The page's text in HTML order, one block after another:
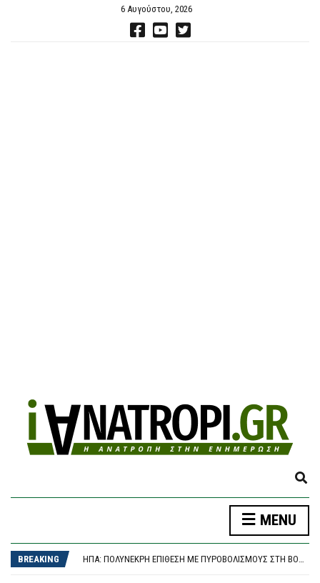
6 Αυγούστου, 2026
E
P
N
MENU
BREAKING
ΠΑΝΑΘΗΝΑΪΚΌΣ – ΤΣΣΚΑ 1948 1-1, CONFERENCE LEAGUE: ΈΠΕΣΕ ΣΕ ΒΟΥΛΓΑΡΙΚΌ “ΜΠΛΌΚΟ” ΚΑΙ ΠΆΕΙ ΓΙΑ ΤΕΛΙΚΌ ΠΡΌΚΡΙΣΗΣ ΣΤΗ ΣΌΦΙΑ